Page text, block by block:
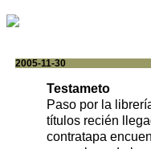
2005-11-30
Testameto
Paso por la
títulos recién
contratapa